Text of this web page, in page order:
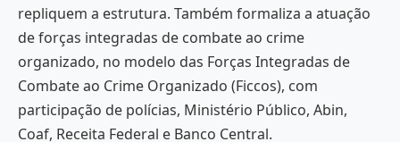
repliquem a estrutura. Também formaliza a atuação
de forças integradas de combate ao crime
organizado, no modelo das Forças Integradas de
Combate ao Crime Organizado (Ficcos), com
participação de polícias, Ministério Público, Abin,
Coaf, Receita Federal e Banco Central.